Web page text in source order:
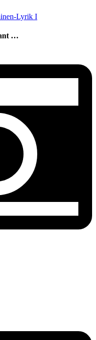
Lyrik I
…